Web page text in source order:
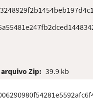
Zip: 39.9 kb